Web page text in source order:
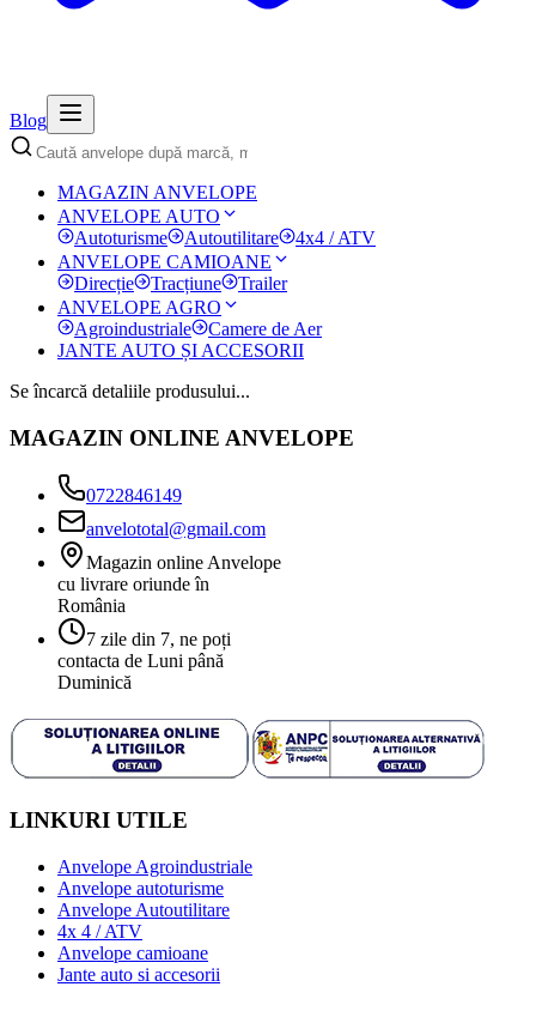
Blog
MAGAZIN ANVELOPE
ANVELOPE AUTO
Autoturisme
Autoutilitare
4x4 / ATV
ANVELOPE CAMIOANE
Direcție
Tracțiune
Trailer
ANVELOPE AGRO
Agroindustriale
Camere de Aer
JANTE AUTO ȘI ACCESORII
Se încarcă detaliile produsului...
MAGAZIN ONLINE ANVELOPE
0722846149
anvelototal@gmail.com
Magazin online Anvelope
cu livrare oriunde în
România
7 zile din 7, ne poți
contacta de Luni până
Duminică
LINKURI UTILE
Anvelope Agroindustriale
Anvelope autoturisme
Anvelope Autoutilitare
4x 4 / ATV
Anvelope camioane
Jante auto si accesorii